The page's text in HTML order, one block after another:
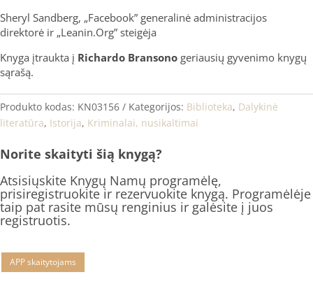
Sheryl Sandberg, „Facebook” generalinė administracijos
direktorė ir „Leanin.Org” steigėja
Knyga įtraukta į Richardo Bransono geriausių gyvenimo knygų
sąrašą.
Produkto kodas: KN03156 Kategorijos: Biblioteka, Dalykinė
literatūra, Istorija, Kriminalai, nusikaltimai
Norite skaityti šią knygą?
Atsisiųskite Knygų Namų programėlę,
prisiregistruokite ir rezervuokite knygą. Programėlėje
taip pat rasite mūsų renginius ir galėsite į juos
registruotis.
APP skaitytojams